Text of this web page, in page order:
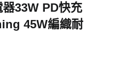
33W PD快充
45W編織耐